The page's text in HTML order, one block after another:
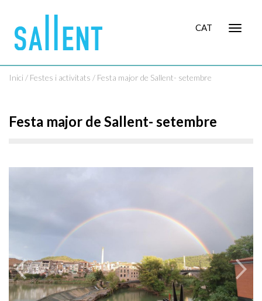
Toggle
CAT
Inici / Festes i activitats / Festa major de Sallent- setembre
Festa major de Sallent- setembre